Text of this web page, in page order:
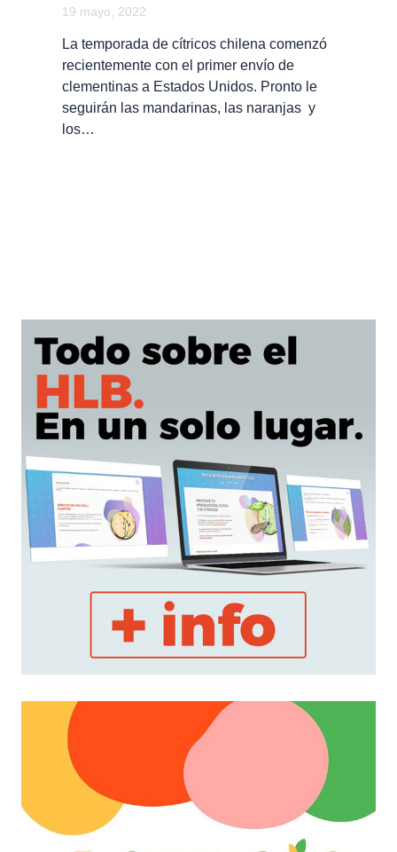
19 mayo, 2022
La temporada de cítricos chilena comenzó
recientemente con el primer envío de
clementinas a Estados Unidos. Pronto le
seguirán las mandarinas, las naranjas y
los…